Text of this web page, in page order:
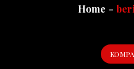
Home